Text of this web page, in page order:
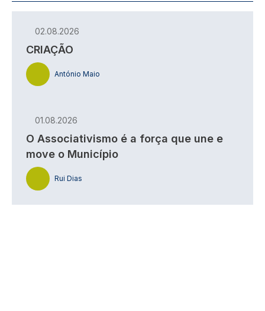
02.08.2026
CRIAÇÃO
António Maio
01.08.2026
O Associativismo é a força que une e
move o Município
Rui Dias